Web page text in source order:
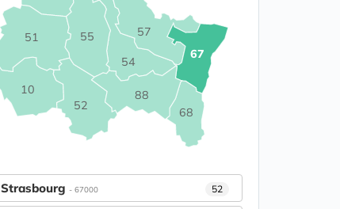
10
51
52
54
55 57
67
68
88
Strasbourg - 67000 52